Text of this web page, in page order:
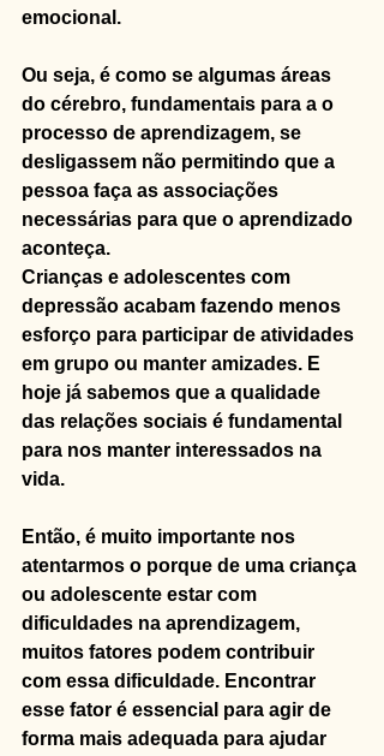
emocional.
Ou seja, é como se algumas áreas
do cérebro, fundamentais para a o
processo de aprendizagem, se
desligassem não permitindo que a
pessoa faça as associações
necessárias para que o aprendizado
aconteça.
Crianças e adolescentes com
depressão acabam fazendo menos
esforço para participar de atividades
em grupo ou manter amizades. E
hoje já sabemos que a qualidade
das relações sociais é fundamental
para nos manter interessados na
vida.
Então, é muito importante nos
atentarmos o porque de uma criança
ou adolescente estar com
dificuldades na aprendizagem,
muitos fatores podem contribuir
com essa dificuldade. Encontrar
esse fator é essencial para agir de
forma mais adequada para ajudar